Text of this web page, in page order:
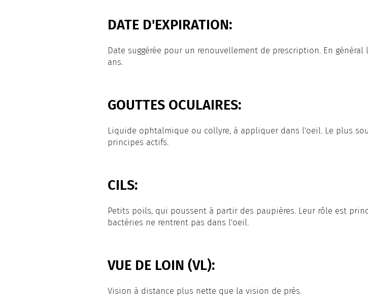
DATE D'EXPIRATION:
Date suggérée pour un renouvellement de prescription. En
ans.
GOUTTES OCULAIRES:
Liquide ophtalmique ou collyre, à appliquer dans l'oeil. Le plus
principes actifs.
CILS:
Petits poils, qui poussent à partir des paupières. Leur rôle est
bactéries ne rentrent pas dans l'oeil.
VUE DE LOIN (VL):
Vision à distance plus nette que la vision de près.